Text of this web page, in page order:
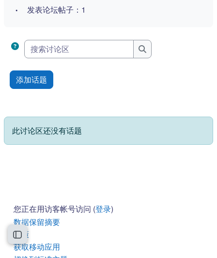
打开课程索引
发表论坛帖子：1
搜索讨论区
搜索讨论区
添加话题
此讨论区还没有话题
您正在用访客帐号访问 (登录)
‎数据保留摘要‎
政策
获取移动应用